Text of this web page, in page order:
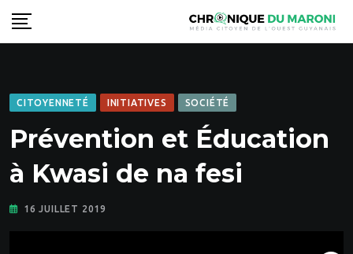
Skip
to
CITOYENNETÉ INITIATIVES SOCIÉTÉ
Prévention et Éducation
à Kwasi de na fesi
16 JUILLET 2019